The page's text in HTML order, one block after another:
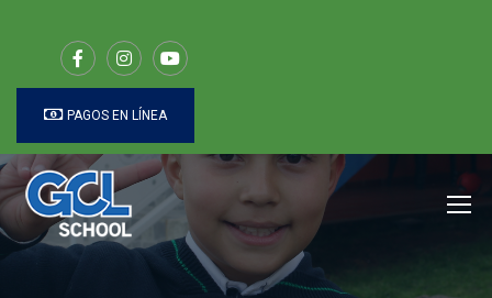
PAGOS EN LÍNEA